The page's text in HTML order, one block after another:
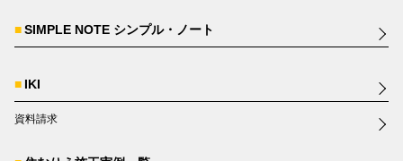
SIMPLE NOTE シンプル・ノート
IKI
資料請求